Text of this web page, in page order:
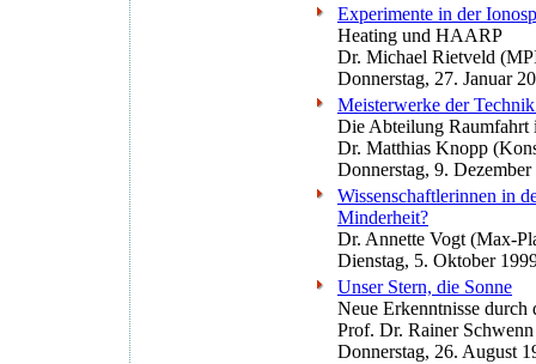
Experimente in der
Heating und HAARP
Dr. Michael Rietveld
Donnerstag, 27. Januar
Meisterwerke der
Die Abteilung Raumfahrt
Dr. Matthias Knopp
Donnerstag, 9.
Wissenschaftlerinnen in
Minderheit?
Dr. Annette Vogt (Max-
Dienstag, 5. Oktober
Unser Stern, die Sonne
Neue Erkenntnisse
Prof. Dr. Rainer
Donnerstag, 26. August